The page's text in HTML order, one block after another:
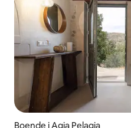
Boende i Agia Pelagia